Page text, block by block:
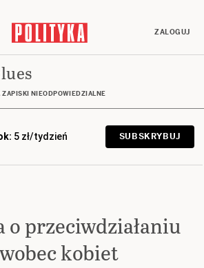
ZALOGUJ
ZAPISKI NIEODPOWIEDZIALNE
5 zł/tydzień SUBSKRYBUJ
o przeciwdziałaniu
kobiet